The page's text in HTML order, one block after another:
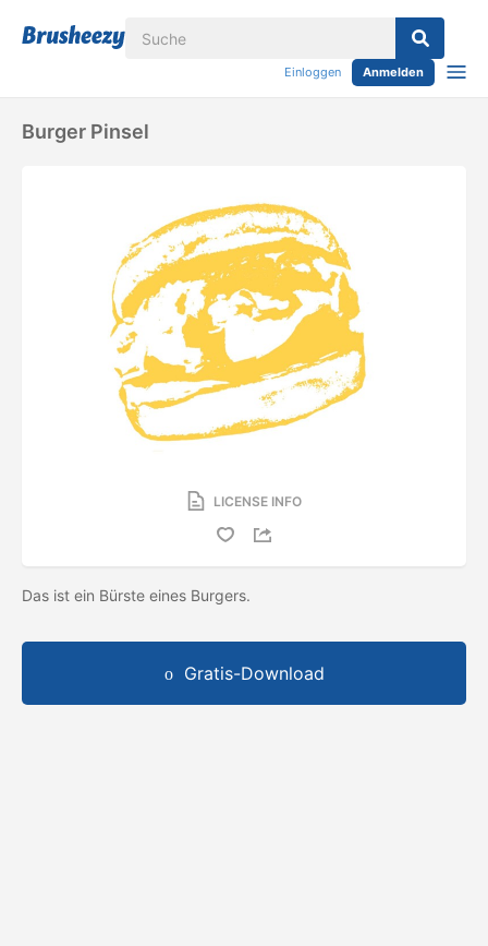
Einloggen Anmelden
Burger Pinsel
LICENSE INFO
Das ist ein Bürste eines Burgers.
Gratis-Download